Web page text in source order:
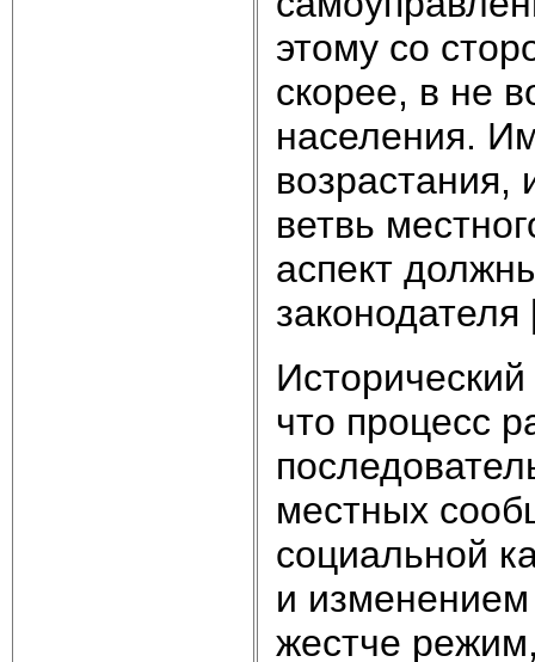
этому со
скорее, в не
населения.
возрастания,
ветвь
аспект
законодателя
что процесс
местных
социальной
и изменением
жестче